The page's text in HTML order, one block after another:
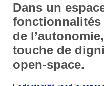
Dans un
de
touche de
open-space.